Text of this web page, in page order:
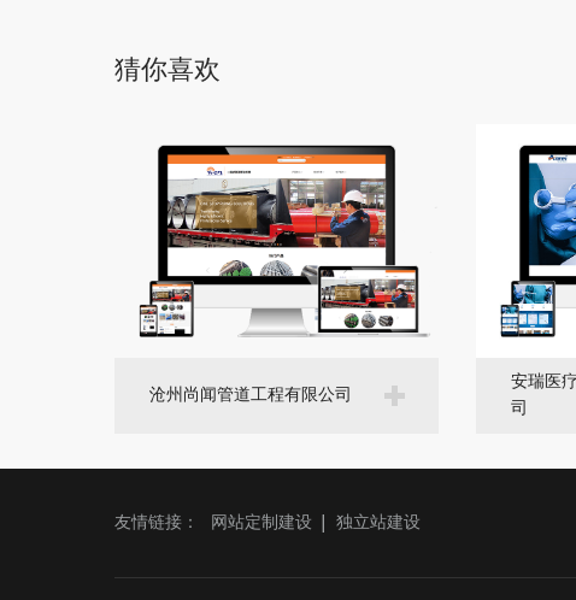
猜你喜欢
沧州尚闻管道工程有限公司
安瑞医
司
友情链接： 网站定制建设 独立站建设